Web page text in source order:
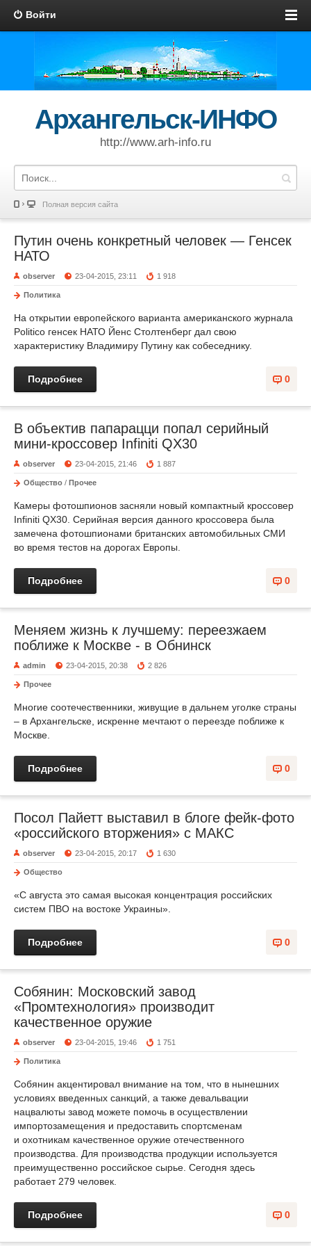
Войти
Архангельск-ИНФО
http://www.arh-info.ru
Полная версия сайта
Путин очень конкретный человек — Генсек
НАТО
observer 23-04-2015, 23:11 1 918
Политика
На открытии европейского варианта американского журнала
Politico генсек НАТО Йенс Столтенберг дал свою
характеристику Владимиру Путину как собеседнику.
0
Подробнее
В объектив папарацци попал серийный
мини-кроссовер Infiniti QX30
observer 23-04-2015, 21:46 1 887
Общество / Прочее
Камеры фотошпионов засняли новый компактный кроссовер
Infiniti QX30. Серийная версия данного кроссовера была
замечена фотошпионами британских автомобильных СМИ
во время тестов на дорогах Европы.
0
Подробнее
Меняем жизнь к лучшему: переезжаем
поближе к Москве - в Обнинск
admin 23-04-2015, 20:38 2 826
Прочее
Многие соотечественники, живущие в дальнем уголке страны
– в Архангельске, искренне мечтают о переезде поближе к
Москве.
0
Подробнее
Посол Пайетт выставил в блоге фейк-фото
«российского вторжения» с МАКС
observer 23-04-2015, 20:17 1 630
Общество
«C августа это самая высокая концентрация российских
систем ПВО на востоке Украины».
0
Подробнее
Собянин: Московский завод
«Промтехнология» производит
качественное оружие
observer 23-04-2015, 19:46 1 751
Политика
Собянин акцентировал внимание на том, что в нынешних
условиях введенных санкций, а также девальвации
нацвалюты завод можете помочь в осуществлении
импортозамещения и предоставить спортсменам
и охотникам качественное оружие отечественного
производства. Для производства продукции используется
преимущественно российское сырье. Сегодня здесь
работает 279 человек.
0
Подробнее